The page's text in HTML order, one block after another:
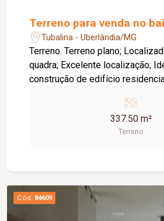
Terreno para venda no
Tubalina - Uberlândia/MG
Terreno. Terreno plano; Localizado no meio da
quadra; Excelente localização;
construção de edifício
grande potencial de valorização.
337.50 m²
Terreno
Cód. 84609